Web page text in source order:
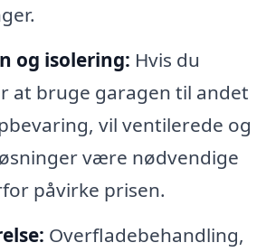
og isolering: Hvis du
at bruge garagen til andet
vil ventilerede og
være nødvendige
påvirke prisen.
Overfladebehandling,